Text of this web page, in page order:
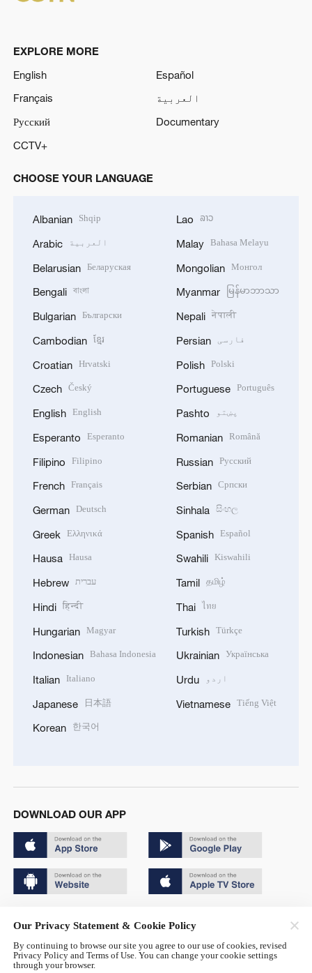
EXPLORE MORE
English
Español
Français
العربية
Русский
Documentary
CCTV+
CHOOSE YOUR LANGUAGE
Albanian Shqip
Arabic العربية
Belarusian Беларуская
Bengali বাংলা
Bulgarian Български
Cambodian ខ្មែរ
Croatian Hrvatski
Czech Český
English English
Esperanto Esperanto
Filipino Filipino
French Français
German Deutsch
Greek Ελληνικά
Hausa Hausa
Hebrew עברית
Hindi हिन्दी
Hungarian Magyar
Indonesian Bahasa Indonesia
Italian Italiano
Japanese 日本語
Korean 한국어
Lao ລາວ
Malay Bahasa Melayu
Mongolian Монгол
Myanmar မြန်မာဘာသာ
Nepali नेपाली
Persian فارسی
Polish Polski
Portuguese Português
Pashto پښتو
Romanian Română
Russian Русский
Serbian Српски
Sinhala සිංහල
Spanish Español
Swahili Kiswahili
Tamil தமிழ்
Thai ไทย
Turkish Türkçe
Ukrainian Українська
Urdu اردو
Vietnamese Tiếng Việt
DOWNLOAD OUR APP
京公网安备 11010502050052号
Our Privacy Statement & Cookie Policy
By continuing to browse our site you agree to our use of cookies, revised
Privacy Policy and Terms of Use. You can change your cookie settings
through your browser.